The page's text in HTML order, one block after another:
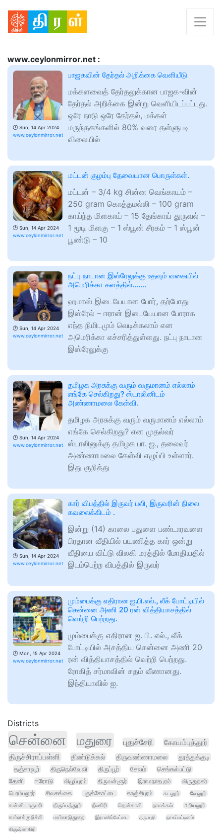
www.ceylonmirror.net :
🕑 Sun, 14 Apr 2024
www.ceylonmirror.net
பாஜகவின் தேர்தல் அறிக்கை வெளியீடு
மக்களவைத் தேர்தலுக்கான பாஜக-வின்
தேர்தல் அறிக்கை இன்று வெளியிடப்பட்டது.
ஒரே நாடு ஒரே தேர்தல், மக்கள்
மருந்தகங்களில் 80% வரை தள்ளுபடி
விலையில்
🕑 Sun, 14 Apr 2024
www.ceylonmirror.net
மட்டன் குழம்பு தேவையான பொருள்கள்.
மட்டன் – 3/4 kg சின்ன வெங்காயம் –
250 gram கொத்தமல்லி – 100 gram
காய்ந்த மிளகாய் – 15 தேங்காய் துருவல் –
1 மூடி மிளகு – 1 ஸ்பூன் சீரகம் – 1 ஸ்பூன்
பூண்டு – 10
🕑 Sun, 14 Apr 2024
www.ceylonmirror.net
நட்பு நாடான இஸ்ரேலுக்கு உதவும் வகையில்
அமெரிக்கா களத்தில்…….
ஹமாஸ் இடையேயான போர், தற்போது
இஸ்ரேல் – ஈரான் இடையேயான போராக
எந்த நிமிடமும் வெடிக்கலாம் என
அமெரிக்கா எச்சரித்துள்ளது. நட்பு நாடான
இஸ்ரேலுக்கு
🕑 Sun, 14 Apr 2024
www.ceylonmirror.net
தமிழக அரசுக்கு வரும் வருமானம் எல்லாம்
எங்கே செல்கிறது? ஸ்டாலினிடம்
அண்ணாமலை கேள்வி.
தமிழக அரசுக்கு வரும் வருமானம் எல்லாம்
எங்கே செல்கிறது? என முதல்வர்
ஸ்டாலினுக்கு தமிழக பா. ஜ., தலைவர்
அண்ணாமலை கேள்வி எழுப்பி உள்ளார்.
இது குறித்து
🕑 Sun, 14 Apr 2024
www.ceylonmirror.net
கார் விபத்தில் இருவர் பலி, இருவரின் நிலை
கவலைக்கிடம் .
இன்று (14) காலை பதுளை பண்டாரவளை
பிரதான வீதியில் பயணித்த கார் ஒன்று
வீதியை விட்டு விலகி மரத்தில் மோதியதில்
இடம்பெற்ற விபத்தில் இருவர்
🕑 Mon, 15 Apr 2024
www.ceylonmirror.net
மும்பைக்கு எதிரான ஐ.பி.எல்., லீக் போட்டியில்
சென்னை அணி 20 ரன் வித்தியாசத்தில்
வெற்றி பெற்றது.
மும்பைக்கு எதிரான ஐ. பி. எல்., லீக்
போட்டியில் அசத்திய சென்னை அணி 20
ரன் வித்தியாசத்தில் வெற்றி பெற்றது.
ரோகித் சர்மாவின் சதம் வீணானது.
இந்தியாவில் ஐ.
Districts
சென்னை மதுரை புதுச்சேரி
கோயம்புத்தூர்
திருச்சிராப்பள்ளி
திண்டுக்கல் திருவண்ணாமலை
தூத்துக்குடி
தஞ்சாவூர்
திருநெல்வேலி திருப்பூர் சேலம்
செங்கல்பட்டு
தேனி
ஈரோடு விழுப்புரம் திருவள்ளூர் இராமநாதபுரம்
விருதுநகர்
பெரம்பலூர்
சிவகங்கை புதுக்கோட்டை காஞ்சிபுரம் கடலூர்
வேலூர்
கன்னியாகுமரி
திருப்பத்தூர் நீலகிரி தென்காசி நாமக்கல்
அரியலூர்
கள்ளக்குறிச்சி
மயிலாடுதுறை இராணிப்பேட்டை தருமபுரி
நாகப்பட்டினம்
கிருஷ்ணகிரி